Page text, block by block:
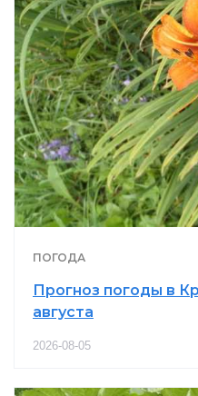
ПОГОДА
Прогноз погоды в
августа
2026-08-05